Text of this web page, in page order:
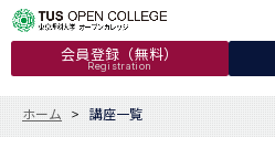
会員登録（無料）
Registration
ホーム 講座一覧